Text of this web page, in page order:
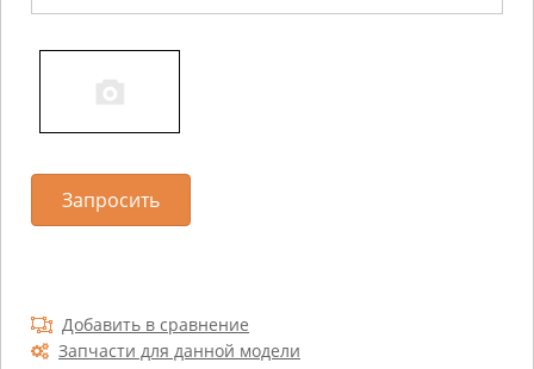
Добавить в сравнение
Запчасти для данной модели
Запросить